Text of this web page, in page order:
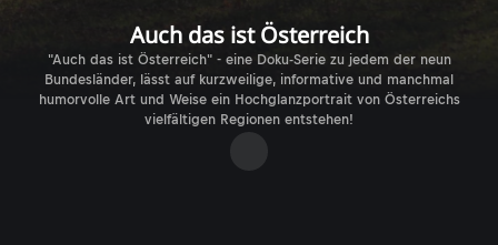
Auch das ist Österreich
"Auch das ist Österreich" - eine Doku-Serie zu jedem der neun
Bundesländer, lässt auf kurzweilige, informative und manchmal
humorvolle Art und Weise ein Hochglanzportrait von Österreichs
vielfältigen Regionen entstehen!